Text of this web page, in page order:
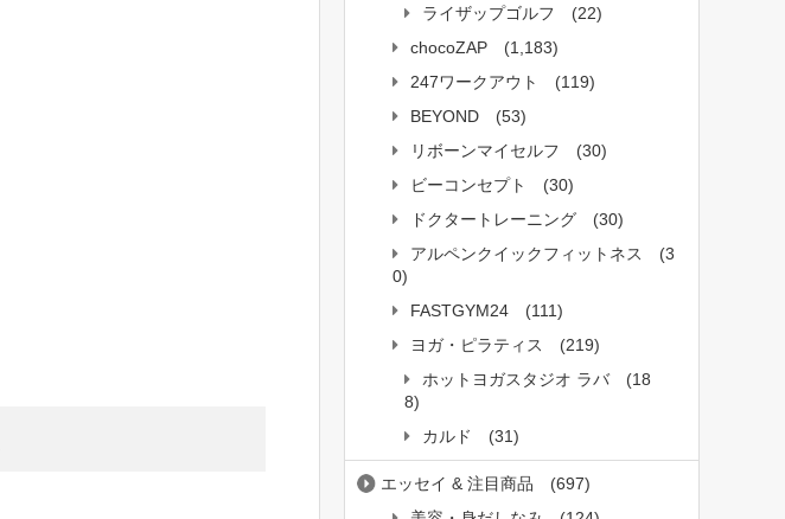
ライザップゴルフ
(22)
chocoZAP
(1,183)
247ワークアウト
(119)
BEYOND
(53)
リボーンマイセルフ
(30)
ビーコンセプト
(30)
ドクタートレーニング
(30)
アルペンクイックフィットネス
(3
0)
FASTGYM24
(111)
ヨガ・ピラティス
(219)
ホットヨガスタジオ ラバ
(18
8)
カルド
(31)
エッセイ & 注目商品
(697)